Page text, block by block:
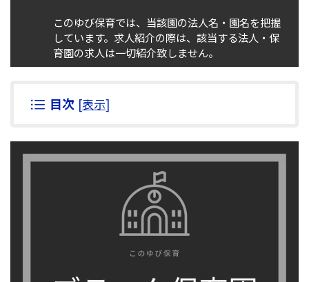
このゆび保育では、当該園の法人名・園名を把握
しています。求人紹介の際は、該当する法人・保
育園の求人は一切紹介致しません。
目次 [表示]